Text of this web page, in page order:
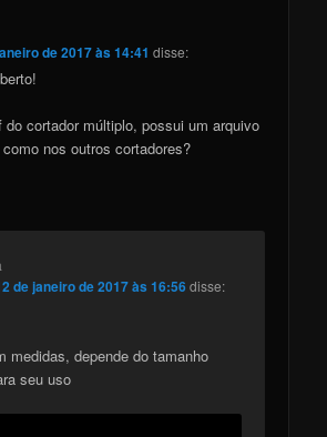
de 2017 às 14:41 disse:
do cortador múltiplo, possui um arquivo
nos outros cortadores?
de janeiro de 2017 às 16:56disse:
medidas, depende do tamanho
seu uso